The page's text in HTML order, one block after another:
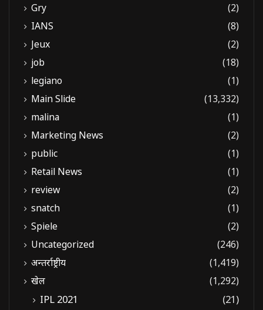
Gry
(2)
IANS
(8)
Jeux
(2)
job
(18)
legiano
(1)
Main Slide
(13,332)
malina
(1)
Marketing News
(2)
public
(1)
Retail News
(1)
review
(2)
snatch
(1)
Spiele
(2)
Uncategorized
(246)
अन्तर्राष्ट्रीय
(1,419)
खेल
(1,292)
IPL 2021 (21)